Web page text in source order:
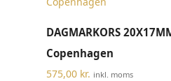
DAGMARKORS
Copenhagen
575,00 kr. inkl. moms